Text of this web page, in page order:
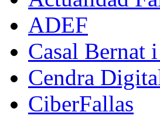
ADEF
Casal Bernat
Cendra
CiberFallas